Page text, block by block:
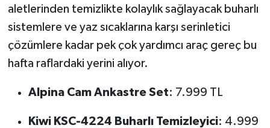
aletlerinden temizlikte kolaylık sağlayacak buharlı
sistemlere ve yaz sıcaklarına karşı serinletici
çözümlere kadar pek çok yardımcı araç gereç bu
hafta raflardaki yerini alıyor.
Alpina Cam Ankastre Set: 7.999 TL
Kiwi KSC-4224 Buharlı Temizleyici: 4.999